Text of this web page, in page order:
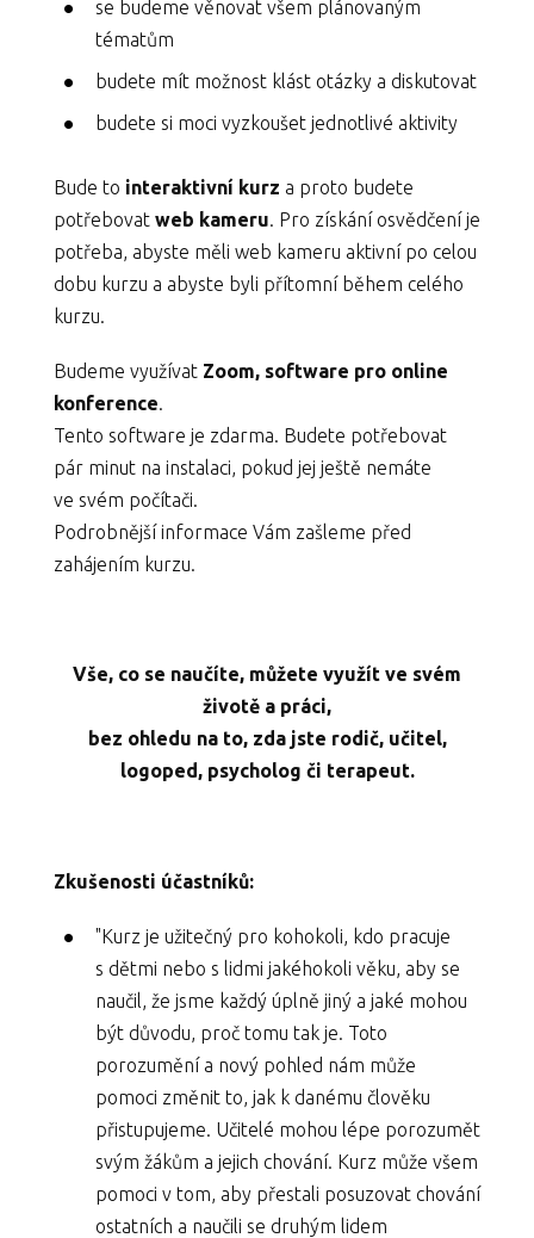
se budeme věnovat všem plánovaným
tématům
budete mít možnost klást otázky a diskutovat
budete si moci vyzkoušet jednotlivé aktivity
Bude to interaktivní kurz a proto budete
potřebovatweb kameru. Pro získání osvědčení je
potřeba, abyste měli web kameru aktivní po celou
dobu kurzu a abyste byli přítomní během celého
kurzu.
Budeme využívat Zoom, software pro online
konference.
Tento software je zdarma. Budete potřebovat
pár minut na instalaci, pokud jej ještě nemáte
ve svém počítači.
Podrobnější informace Vám zašleme před
zahájením kurzu.
Vše, co se naučíte, můžete využít ve svém
životě a práci,
bez ohledu na to, zda jste rodič, učitel,
logoped, psycholog či terapeut.
Zkušenosti účastníků:
"Kurz je užitečný pro kohokoli, kdo pracuje
s dětmi nebo s lidmi jakéhokoli věku, aby se
naučil, že jsme každý úplně jiný a jaké mohou
být důvodu, proč tomu tak je. Toto
porozumění a nový pohled nám může
pomoci změnit to, jak k danému člověku
přistupujeme. Učitelé mohou lépe porozumět
svým žákům a jejich chování. Kurz může všem
pomoci v tom, aby přestali posuzovat chování
ostatních a naučili se druhým lidem